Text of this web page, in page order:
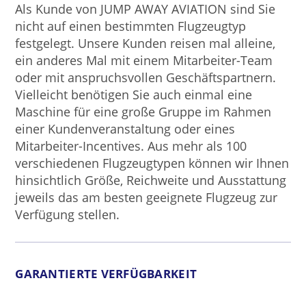
Als Kunde von JUMP AWAY AVIATION sind Sie
nicht auf einen bestimmten Flugzeugtyp
festgelegt. Unsere Kunden reisen mal alleine,
ein anderes Mal mit einem Mitarbeiter-Team
oder mit anspruchsvollen Geschäftspartnern.
Vielleicht benötigen Sie auch einmal eine
Maschine für eine große Gruppe im Rahmen
einer Kundenveranstaltung oder eines
Mitarbeiter-Incentives. Aus mehr als 100
verschiedenen Flugzeugtypen können wir Ihnen
hinsichtlich Größe, Reichweite und Ausstattung
jeweils das am besten geeignete Flugzeug zur
Verfügung stellen.
GARANTIERTE VERFÜGBARKEIT